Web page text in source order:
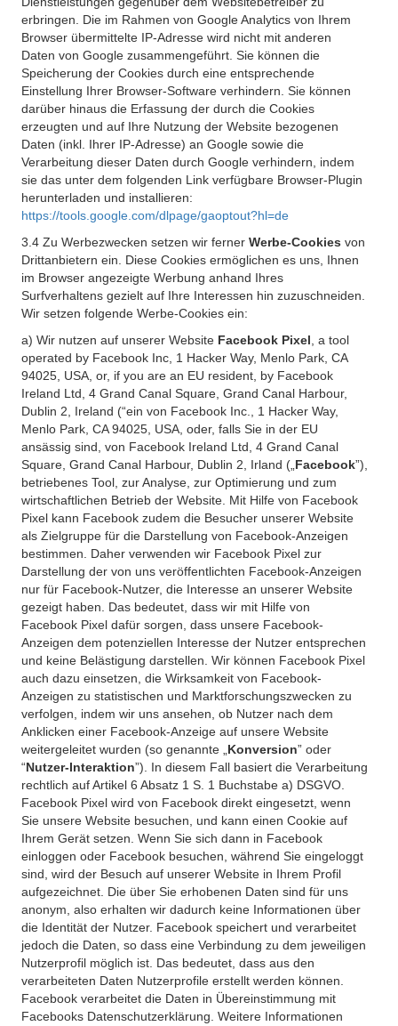
erbringen. Die im Rahmen von Google Analytics von Ihrem
Browser übermittelte IP-Adresse wird nicht mit anderen
Daten von Google zusammengeführt. Sie können die
Speicherung der Cookies durch eine entsprechende
Einstellung Ihrer Browser-Software verhindern. Sie können
darüber hinaus die Erfassung der durch die Cookies
erzeugten und auf Ihre Nutzung der Website bezogenen
Daten (inkl. Ihrer IP-Adresse) an Google sowie die
Verarbeitung dieser Daten durch Google verhindern, indem
sie das unter dem folgenden Link verfügbare Browser-Plugin
herunterladen und installieren:
https://tools.google.com/dlpage/gaoptout?hl=de
3.4 Zu Werbezwecken setzen wir ferner Werbe-Cookies von
Drittanbietern ein. Diese Cookies ermöglichen es uns, Ihnen
im Browser angezeigte Werbung anhand Ihres
Surfverhaltens gezielt auf Ihre Interessen hin zuzuschneiden.
Wir setzen folgende Werbe-Cookies ein:
a) Wir nutzen auf unserer Website Facebook Pixel , a tool
operated by Facebook Inc, 1 Hacker Way, Menlo Park, CA
94025, USA, or, if you are an EU resident, by Facebook
Ireland Ltd, 4 Grand Canal Square, Grand Canal Harbour,
Dublin 2, Ireland (“ein von Facebook Inc., 1 Hacker Way,
Menlo Park, CA 94025, USA, oder, falls Sie in der EU
ansässig sind, von Facebook Ireland Ltd, 4 Grand Canal
Square, Grand Canal Harbour, Dublin 2, Irland („ Facebook”),
betriebenes Tool, zur Analyse, zur Optimierung und zum
wirtschaftlichen Betrieb der Website. Mit Hilfe von Facebook
Pixel kann Facebook zudem die Besucher unserer Website
als Zielgruppe für die Darstellung von Facebook-Anzeigen
bestimmen. Daher verwenden wir Facebook Pixel zur
Darstellung der von uns veröffentlichten Facebook-Anzeigen
nur für Facebook-Nutzer, die Interesse an unserer Website
gezeigt haben. Das bedeutet, dass wir mit Hilfe von
Facebook Pixel dafür sorgen, dass unsere Facebook-
Anzeigen dem potenziellen Interesse der Nutzer entsprechen
und keine Belästigung darstellen. Wir können Facebook Pixel
auch dazu einsetzen, die Wirksamkeit von Facebook-
Anzeigen zu statistischen und Marktforschungszwecken zu
verfolgen, indem wir uns ansehen, ob Nutzer nach dem
Anklicken einer Facebook-Anzeige auf unsere Website
weitergeleitet wurden (so genannte „ Konversion” oder
“Nutzer-Interaktion”). In diesem Fall basiert die Verarbeitung
rechtlich auf Artikel 6 Absatz 1 S. 1 Buchstabe a) DSGVO.
Facebook Pixel wird von Facebook direkt eingesetzt, wenn
Sie unsere Website besuchen, und kann einen Cookie auf
Ihrem Gerät setzen. Wenn Sie sich dann in Facebook
einloggen oder Facebook besuchen, während Sie eingeloggt
sind, wird der Besuch auf unserer Website in Ihrem Profil
aufgezeichnet. Die über Sie erhobenen Daten sind für uns
anonym, also erhalten wir dadurch keine Informationen über
die Identität der Nutzer. Facebook speichert und verarbeitet
jedoch die Daten, so dass eine Verbindung zu dem jeweiligen
Nutzerprofil möglich ist. Das bedeutet, dass aus den
verarbeiteten Daten Nutzerprofile erstellt werden können.
Facebook verarbeitet die Daten in Übereinstimmung mit
Facebooks Datenschutzerklärung. Weitere Informationen